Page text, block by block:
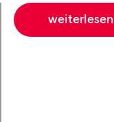
weiterlesen